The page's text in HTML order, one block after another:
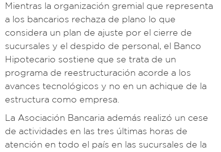
Mientras la organización gremial que representa
a los bancarios rechaza de plano lo que
considera un plan de ajuste por el cierre de
sucursales y el despido de personal, el Banco
Hipotecario sostiene que se trata de un
programa de reestructuración acorde a los
avances tecnológicos y no en un achique de la
estructura como empresa.
La Asociación Bancaria además realizó un cese
de actividades en las tres últimas horas de
atención en todo el país en las sucursales de la